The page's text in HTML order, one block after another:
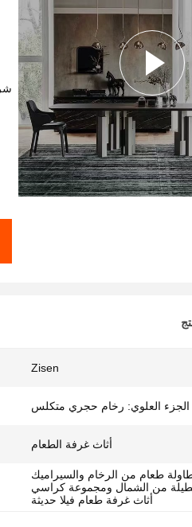
Zisen
الجزء العلوي: رخام حجري متكلس
أثاث غرفة الطعام
طعام من الرخام والسيراميك
من الشمال ومجموعة كراسي
أثاث غرفة طعام فيلا حديثة